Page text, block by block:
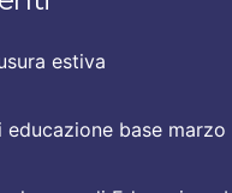
estiva
educazione base